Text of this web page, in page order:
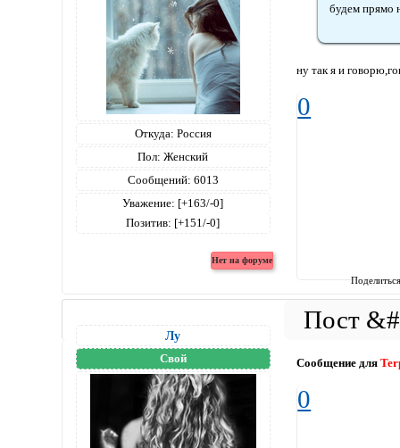
Откуда: Россия
Пол: Женский
Сообщений: 6013
Уважение: [+163/-0]
Позитив: [+151/-0]
будем прямо
ну так я и
0
Лу
Свой Сообщение для
0